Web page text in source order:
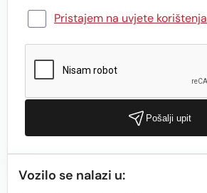
Pristajem na uvjete korištenja
Pošalji upit
Vozilo se nalazi u: